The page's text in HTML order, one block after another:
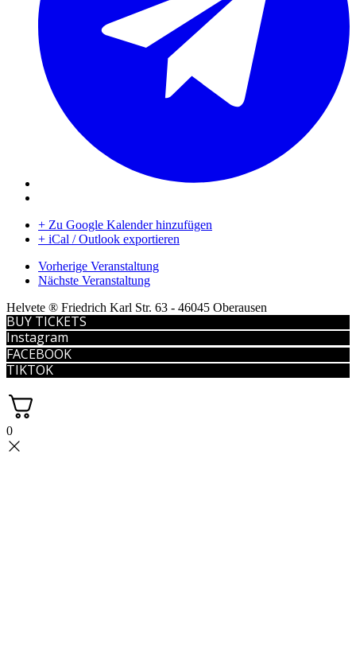
+ Zu Google Kalender hinzufügen
+ iCal / Outlook exportieren
Vorherige Veranstaltung
Nächste Veranstaltung
Helvete ® Friedrich Karl Str. 63 - 46045 Oberausen
BUY TICKETS
Instagram
FACEBOOK
TIKTOK
0